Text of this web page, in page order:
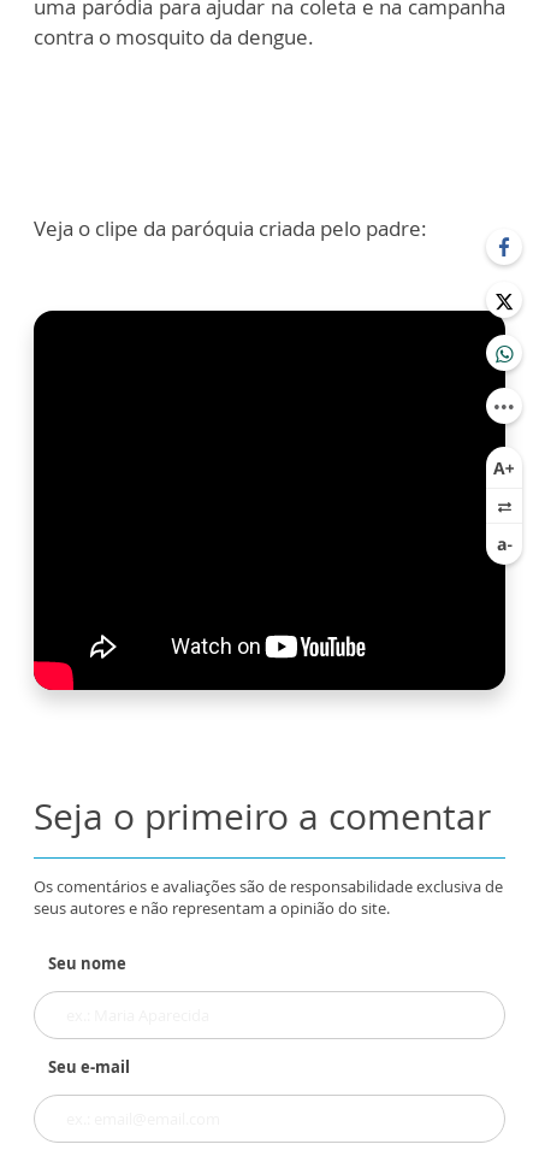
uma paródia para ajudar na coleta e na campanha
contra o mosquito da dengue.
Veja o clipe da paróquia criada pelo padre:
Seja o primeiro a comentar
Os comentários e avaliações são de responsabilidade exclusiva de
seus autores e não representam a opinião do site.
Seu nome
Seu e-mail